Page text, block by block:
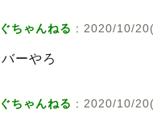
ちゃんねる : 2020/10/
ーやろ
ちゃんねる : 2020/10/